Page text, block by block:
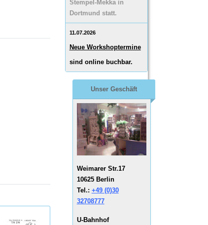
Stempel-Mekka in
Dortmund statt.
11.07.2026
Neue Workshoptermine
sind online buchbar.
Unser Geschäft
Weimarer Str.17
10625 Berlin
Tel.: +49 (0)30
32708777
U-Bahnhof